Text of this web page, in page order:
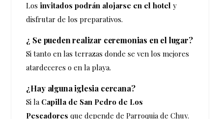
Losinvitados podrán alojarse en el hotel y
disfrutar de los preparativos.
¿ Se pueden realizar ceremonias en el lugar?
Si tanto en las terrazas donde se ven los mejores
atardeceres o en la playa.
¿Hay alguna iglesia cercana?
Si la Capilla de San Pedro de Los
Pescadores que depende de Parroquia de Chuy.